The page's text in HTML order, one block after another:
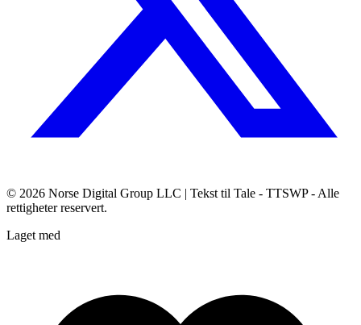
© 2026 Norse Digital Group LLC | Tekst til Tale - TTSWP - Alle
rettigheter reservert.
Laget med